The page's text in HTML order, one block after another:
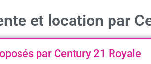
et location par
par Century 21 Royale